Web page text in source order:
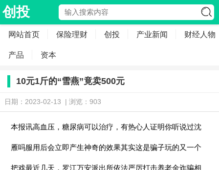
创投
网站首页 保险理财 创投 产业新闻 财经人物
产品 资本
10元1斤的“雪燕”竟卖500元
日期：2023-02-13 | 浏览：903
本报讯高血压，糖尿病可以治疗，有热心人证明你听说过沈
雁吗服用后会立即产生神奇的效果其实这是骗子玩的又一个
把戏最近几天，罗江万安派出所依法严厉打击养老金诈骗相